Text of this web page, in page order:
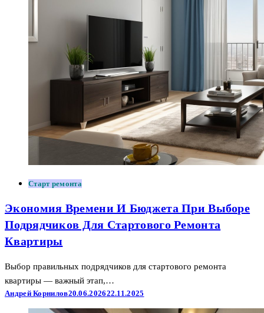
Старт ремонта
Экономия Времени И Бюджета При Выборе
Подрядчиков Для Стартового Ремонта
Квартиры
Выбор правильных подрядчиков для стартового ремонта
квартиры — важный этап,…
Андрей Корнилов20.06.202622.11.2025